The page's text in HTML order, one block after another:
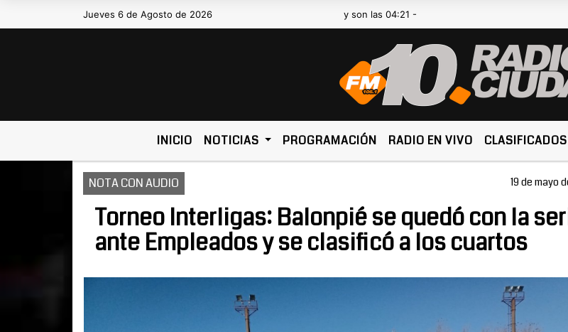
Jueves 6 de Agosto de 2026
Hoy es Jueves 6 de Agosto de 2026 y son las 04:21 -
INICIO NOTICIAS PROGRAMACIÓN RADIO EN VIVO CLASIFICADOS
NOTA CON AUDIO 19 de mayo
Torneo Interligas: Balonpié se quedó con la
ante Empleados y se clasificó a los cuartos